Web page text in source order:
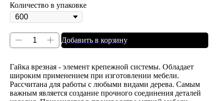
Количество в упаковке
Добавить в корзину
Гайка врезная - элемент крепежной системы. Обладает
широким применением при изготовлении мебели.
Рассчитана для работы с любыми видами дерева. Самым
важным является создание прочного соединения деталей